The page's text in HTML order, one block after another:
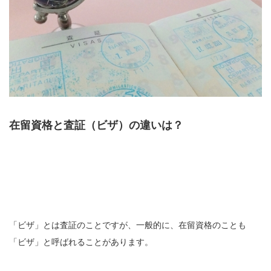
在留資格と査証（ビザ）の違いは？
「ビザ」とは査証のことですが、一般的に、在留資格のことも
「ビザ」と呼ばれることがあります。